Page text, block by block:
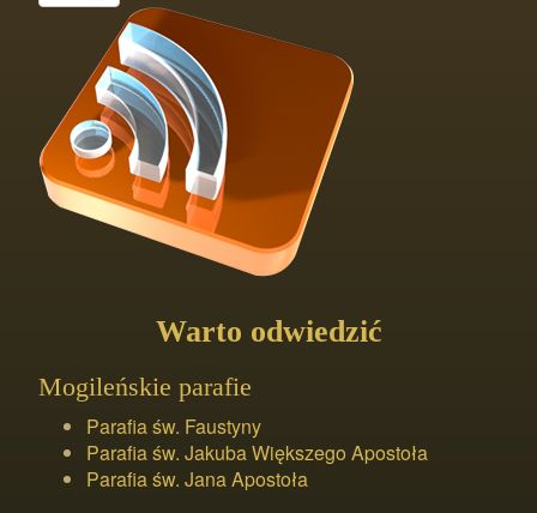
Warto odwiedzić
Mogileńskie parafie
Parafia św. Faustyny
Parafia św. Jakuba Większego Apostoła
Parafia św. Jana Apostoła